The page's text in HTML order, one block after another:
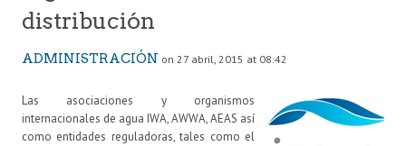
distribución
ADMINISTRACIÓN on 27 abril, 2015 at 08:42
Las asociaciones y organismos
internacionales de agua IWA, AWWA, AEAS así
como entidades reguladoras, tales como el